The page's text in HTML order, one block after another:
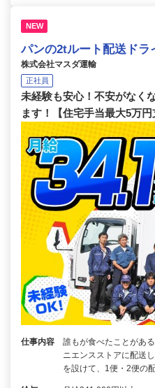
NEW
パンの2tルート配送ドラ
株式会社マスダ運輸
正社員
未経験も安心！不安がなく
ます！【住宅手当最大5万
仕事内容
誰もが食べたことがあ
ニエンスストアに配送
を設けて、1便・2便の